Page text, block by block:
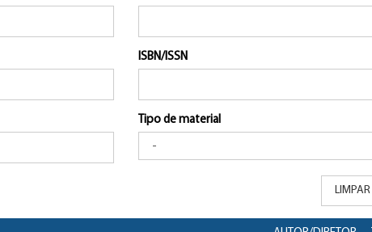
ISBN/ISSN
Tipo de material
LIMPAR